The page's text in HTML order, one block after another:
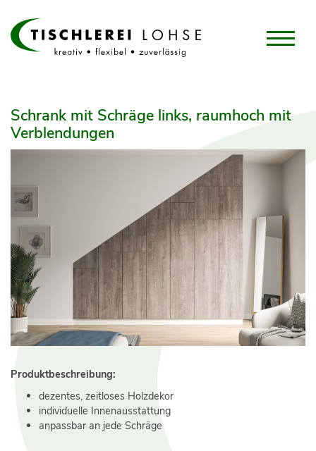
Schrank mit Schräge links, raumhoch mit
Verblendungen
Produktbeschreibung:
dezentes, zeitloses Holzdekor
individuelle Innenausstattung
anpassbar an jede Schräge